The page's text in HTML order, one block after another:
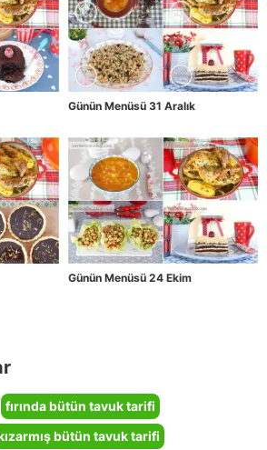
Günün Menüsü 31 Aralık
Günün Menüsü 24 Ekim
fırında bütün tavuk tarifi
bütün tavuk tarifi